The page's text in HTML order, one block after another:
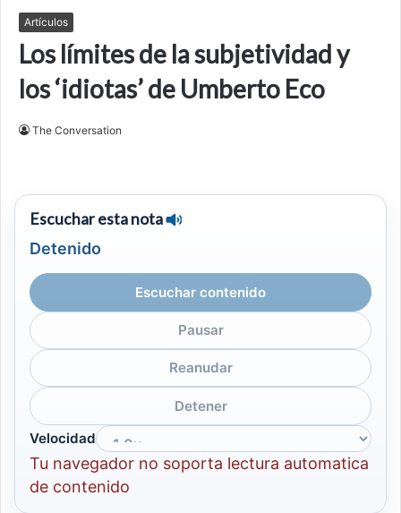
Artículos
Los límites de la subjetividad y
los ‘idiotas’ de Umberto Eco
The Conversation
Escuchar esta nota
Detenido
Escuchar contenido
Pausar
Reanudar
Detener
Velocidad
Tu navegador no soporta lectura automatica
de contenido